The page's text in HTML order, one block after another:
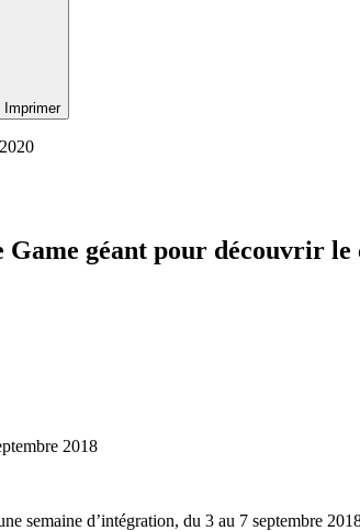
Imprimer
Game géant pour découvrir le
2018
semaine d’intégration, du 3 au 7 septembre